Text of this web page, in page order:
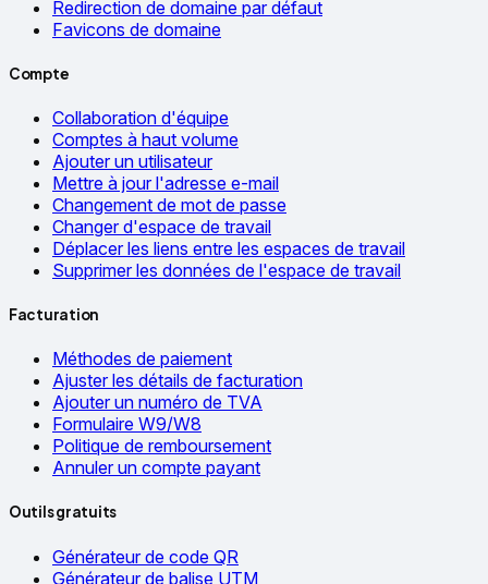
Redirection de domaine par défaut
Favicons de domaine
Compte
Collaboration d'équipe
Comptes à haut volume
Ajouter un utilisateur
Mettre à jour l'adresse e-mail
Changement de mot de passe
Changer d'espace de travail
Déplacer les liens entre les espaces de travail
Supprimer les données de l'espace de travail
Facturation
Méthodes de paiement
Ajuster les détails de facturation
Ajouter un numéro de TVA
Formulaire W9/W8
Politique de remboursement
Annuler un compte payant
Outils gratuits
Générateur de code QR
Générateur de balise UTM